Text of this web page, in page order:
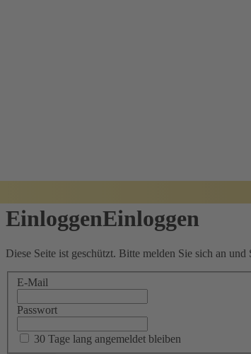
EinloggenEinloggen
Diese Seite ist geschützt. Bitte melden Sie sich an
E-Mail
Passwort
30 Tage lang angemeldet bleiben